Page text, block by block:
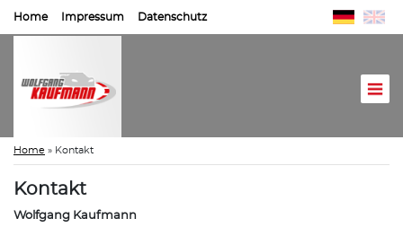
Home Impressum Datenschutz
Home » Kontakt
Kontakt
Wolfgang Kaufmann